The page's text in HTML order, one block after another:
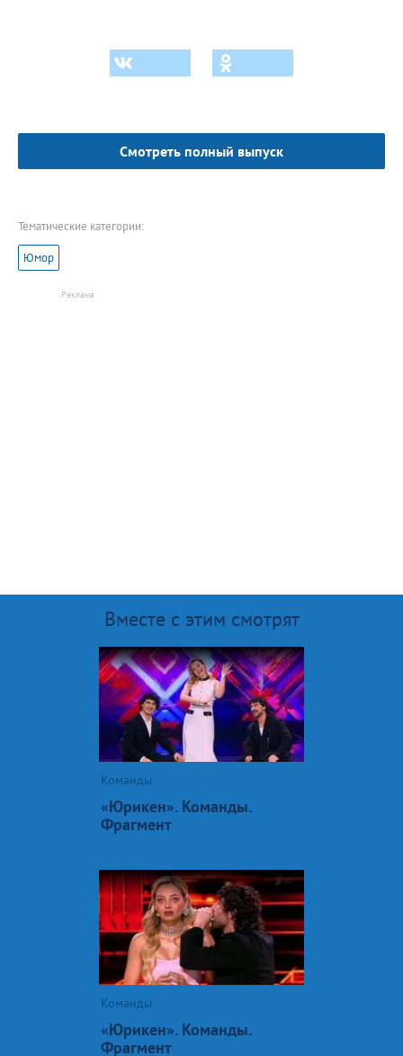
Смотреть полный выпуск
Тематические категории:
Юмор
Вместе с этим смотрят
Команды
«Юрикен». Команды.
Фрагмент
Команды
«Юрикен». Команды.
Фрагмент